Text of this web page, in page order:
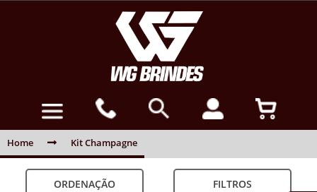
Home Kit Champagne
ORDENAÇÃO FILTROS